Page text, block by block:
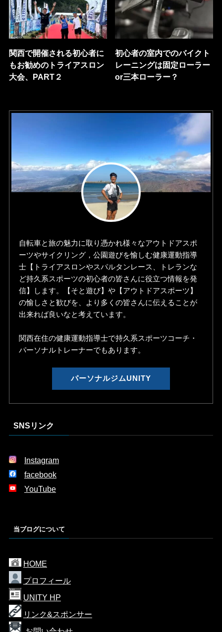
関西で開催される初心者に
もお勧めのトライアスロン
大会、PART２
初心者の室内でのバイクト
レーニングは固定ローラー
or三本ローラー？
自転車と旅の魅力に取り憑かれ様々なアウトドアスポ
ーツやサイクリング，公園遊びを愉しむ健康運動指導
士【トライアスロンやスパルタンレース、トレランな
ど持久系スポーツの初心者の皆さんに役立つ情報を発
信】します。【そと遊び】や【アウトドアスポーツ】
の愉しさと歓びを、より多くの皆さんに伝えることが
出来れば良いなと考えています。
関西在住の健康運動指導士で持久系スポーツコーチ・
パーソナルトレーナーでもあります。
パーソナルジムUNITY
SNSリンク
Instagram
facebook
YouTube
当ブログについて
HOME
プロフィール
UNITY HP
リンク&スポンサー